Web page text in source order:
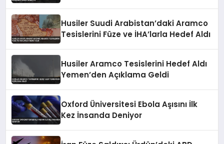
Husiler Suudi Arabistan’daki Aramco
Tesislerini Füze ve İHA’larla Hedef Aldı
Husiler Aramco Tesislerini Hedef Aldı
Yemen’den Açıklama Geldi
Oxford Üniversitesi Ebola Aşısını İlk
Kez İnsanda Deniyor